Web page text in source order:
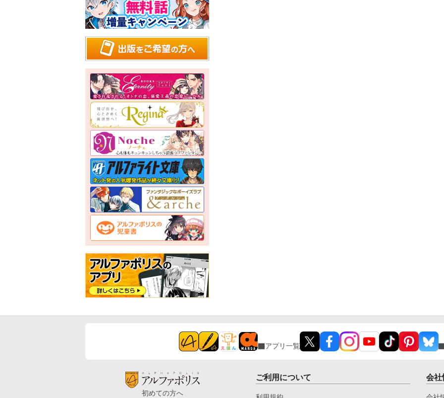
アプリ一覧
初めての方へ
ご利用について 会社